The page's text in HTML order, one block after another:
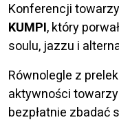
Konferencji
KUMPI, który
soulu, jazzu i
Równolegle z
aktywności
bezpłatnie zbadać